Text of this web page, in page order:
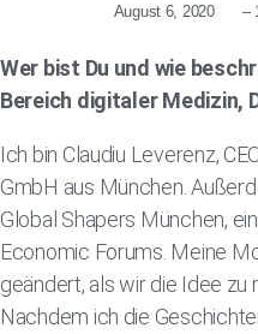
August 6, 2020 –
Wer bist Du und wie
Bereich digitaler Medizin,
Ich bin Claudiu Leverenz,
GmbH aus München.
Global Shapers München,
Economic Forums. Meine
geändert, als wir die Idee zu
Nachdem ich die